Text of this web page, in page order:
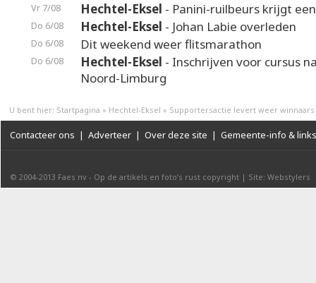
Vr 7/08 Hechtel-Eksel - Panini-ruilbeurs krijgt
Do 6/08 Hechtel-Eksel - Johan Labie overleden
Do 6/08 Dit weekend weer flitsmarathon
Do 6/08 Hechtel-Eksel - Inschrijven voor cursus
Noord-Limburg
U bent hier: Startpagina » Hechtel-Eksel » Supportersactie levert weer
Contacteer ons | Adverteer | Over deze site | Gemeente-info & links
© 2004-2013 Faes nv - Op de artikels en foto’s rust copyright | Site: Webstylers